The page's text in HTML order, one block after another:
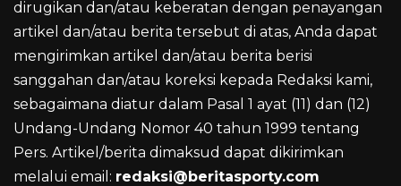
dirugikan dan/atau keberatan dengan penayangan
artikel dan/atau berita tersebut di atas, Anda dapat
mengirimkan artikel dan/atau berita berisi
sanggahan dan/atau koreksi kepada Redaksi kami,
sebagaimana diatur dalam Pasal 1 ayat (11) dan (12)
Undang-Undang Nomor 40 tahun 1999 tentang
Pers. Artikel/berita dimaksud dapat dikirimkan
melalui email: redaksi@beritasporty.com